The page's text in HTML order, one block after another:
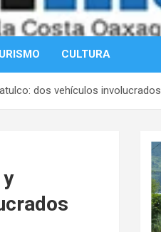
CULTURA
dos vehículos involucrados